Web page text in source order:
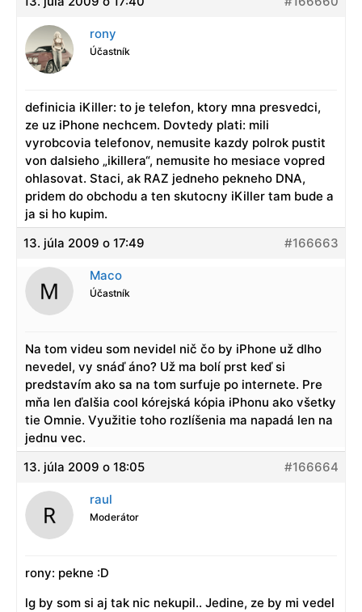
rony
Účastník
definicia iKiller: to je telefon, ktory mna presvedci,
ze uz iPhone nechcem. Dovtedy plati: mili
vyrobcovia telefonov, nemusite kazdy polrok pustit
von dalsieho „ikillera“, nemusite ho mesiace vopred
ohlasovat. Staci, ak RAZ jedneho pekneho DNA,
pridem do obchodu a ten skutocny iKiller tam bude a
ja si ho kupim.
13. júla 2009 o 17:49
#166663
Maco
Účastník
Na tom videu som nevidel nič čo by iPhone už dlho
nevedel, vy snáď áno? Už ma bolí prst keď si
predstavím ako sa na tom surfuje po internete. Pre
mňa len ďalšia cool kórejská kópia iPhonu ako všetky
tie Omnie. Využitie toho rozlíšenia ma napadá len na
jednu vec.
13. júla 2009 o 18:05
#166664
raul
Moderátor
rony: pekne :D
lg by som si aj tak nic nekupil.. Jedine, ze by mi vedel